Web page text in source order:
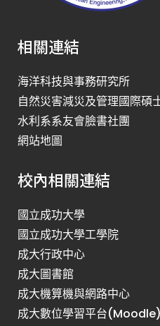
相關連結
海洋科技與事務研究所
自然災害減災及管理國際碩
水利系系友會臉書社團
網站地圖
校內相關連結
國立成功大學
國立成功大學工學院
成大行政中心
成大圖書館
成大機算機與網路中心
成大數位學習平台(Moodle)